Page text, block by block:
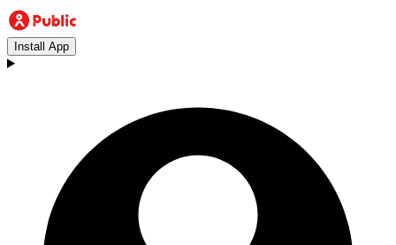
Install App